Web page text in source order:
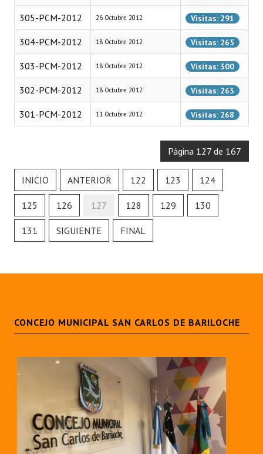
305-PCM-2012 26 Octubre 2012 Visitas: 291
304-PCM-2012 18 Octubre 2012 Visitas: 265
303-PCM-2012 18 Octubre 2012 Visitas: 300
302-PCM-2012 18 Octubre 2012 Visitas: 263
301-PCM-2012 11 Octubre 2012 Visitas: 268
Página 127 de 167
INICIO ANTERIOR 122 123 124
125 126 127 128 129 130
131 SIGUIENTE FINAL
CONCEJO MUNICIPAL SAN CARLOS DE BARILOCHE